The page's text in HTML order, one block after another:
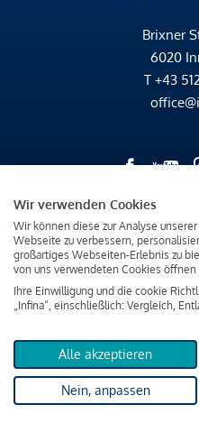
Brixner
6020
T +43
Wir verwenden Cookies
Wir können diese zur Analyse
Webseite zu verbessern,
großartiges Webseiten-Erlebnis zu
von uns verwendeten Cookies
Ihre Einwilligung und die cookie
„Infina“, einschließlich: Vergleich,
Alle akzeptieren
Nein, anpassen